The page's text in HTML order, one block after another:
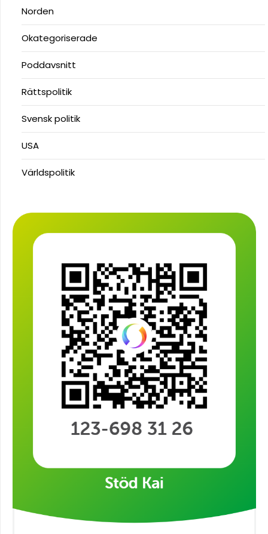
Norden
Okategoriserade
Poddavsnitt
Rättspolitik
Svensk politik
USA
Världspolitik